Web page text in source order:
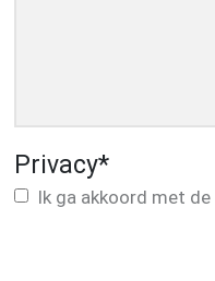
Privacy*
Ik ga akkoord met de